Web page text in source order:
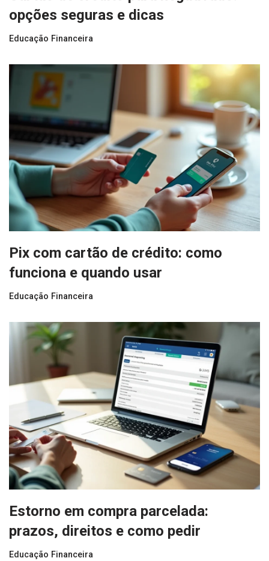
opções seguras e dicas
Educação Financeira
Pix com cartão de crédito: como
funciona e quando usar
Educação Financeira
Estorno em compra parcelada:
prazos, direitos e como pedir
Educação Financeira